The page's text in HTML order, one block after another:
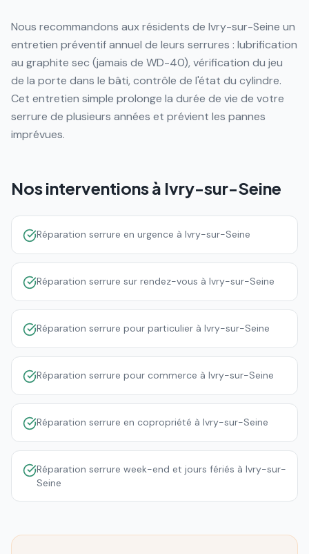
Nous recommandons aux résidents de Ivry-sur-Seine un
entretien préventif annuel de leurs serrures : lubrification
au graphite sec (jamais de WD-40), vérification du jeu
de la porte dans le bâti, contrôle de l'état du cylindre.
Cet entretien simple prolonge la durée de vie de votre
serrure de plusieurs années et prévient les pannes
imprévues.
Nos interventions à Ivry-sur-Seine
Réparation serrure en urgence à Ivry-sur-Seine
Réparation serrure sur rendez-vous à Ivry-sur-Seine
Réparation serrure pour particulier à Ivry-sur-Seine
Réparation serrure pour commerce à Ivry-sur-Seine
Réparation serrure en copropriété à Ivry-sur-Seine
Réparation serrure week-end et jours fériés à Ivry-sur-
Seine